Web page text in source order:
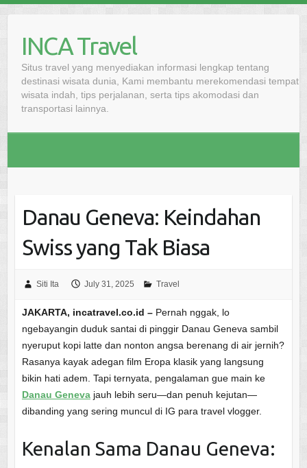
contentINCA Travel
Situs travel yang menyediakan informasi lengkap tentang
destinasi wisata dunia, Kami membantu merekomendasi tempat
wisata indah, tips perjalanan, serta tips akomodasi dan
transportasi lainnya.
Danau Geneva: Keindahan
Swiss yang Tak Biasa
Siti Ita July 31, 2025 Travel
JAKARTA, incatravel.co.id –Pernah nggak, lo
ngebayangin duduk santai di pinggir Danau Geneva sambil
nyeruput kopi latte dan nonton angsa berenang di air jernih?
Rasanya kayak adegan film Eropa klasik yang langsung
bikin hati adem. Tapi ternyata, pengalaman gue main ke
Danau Genevajauh lebih seru—dan penuh kejutan—
dibanding yang sering muncul di IG para travel vlogger.
Kenalan Sama Danau Geneva: